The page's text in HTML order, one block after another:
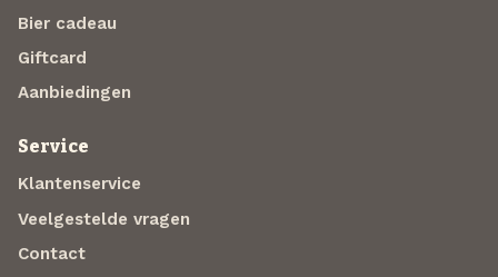
Bier cadeau
Giftcard
Aanbiedingen
Service
Klantenservice
Veelgestelde vragen
Contact